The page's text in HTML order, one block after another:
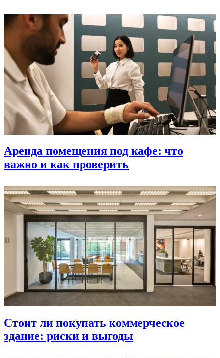
Аренда помещения под кафе: что
важно и как проверить
Стоит ли покупать коммерческое
здание: риски и выгоды